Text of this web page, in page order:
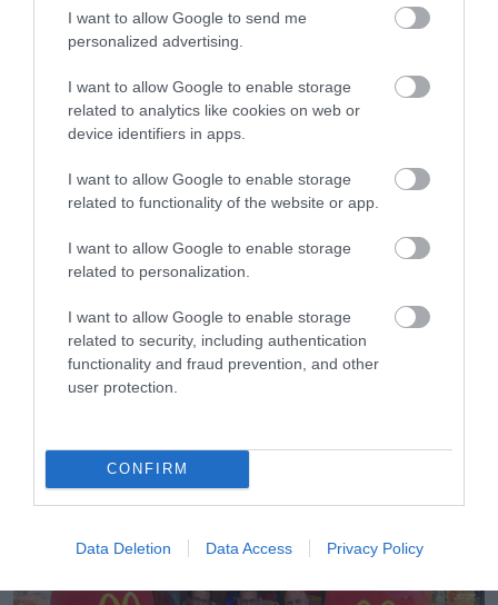
I want to allow Google to send me
personalized advertising.
I want to allow Google to enable storage
related to analytics like cookies on web or
device identifiers in apps.
I want to allow Google to enable storage
related to functionality of the website or app.
I want to allow Google to enable storage
related to personalization.
I want to allow Google to enable storage
related to security, including authentication
functionality and fraud prevention, and other
user protection.
CONFIRM
Data Deletion Data Access Privacy Policy
05.08.2026
Νέο κύμα ανατιμήσεων στο ελαιόλαδο;
Καύσωνας, ξηρασία και πυρκαγιές απειλούν
την παραγωγή στην Ευρώπη
Παπουτσάνης: Αύξηση 5% του κύκλου
εργασιών το α’ εξάμηνο – Στο 55% οι
εξαγωγές